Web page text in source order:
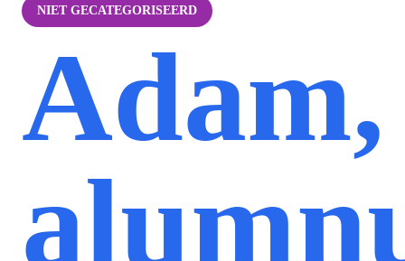
NIET GECATEGORISEERD
Adam,